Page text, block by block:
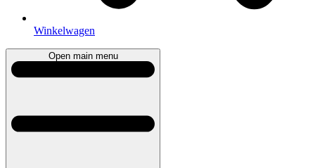
Winkelwagen
Open main menu